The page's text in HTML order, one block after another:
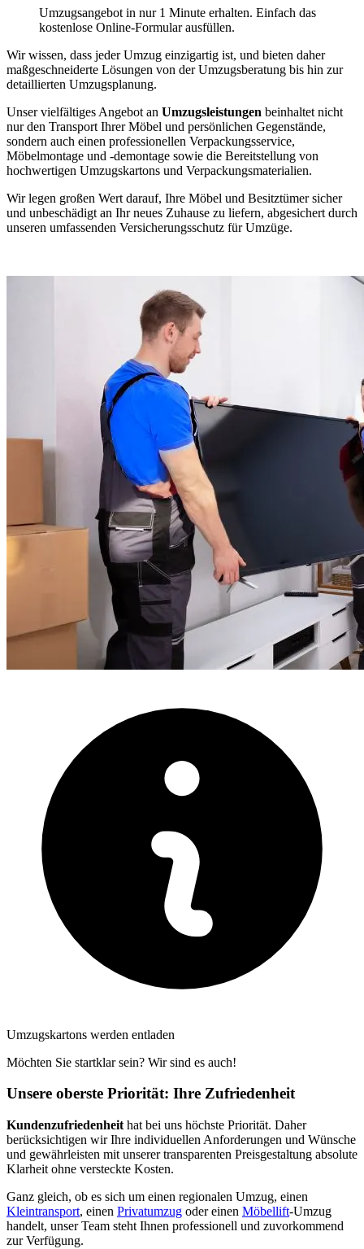
Umzugsangebot in nur 1 Minute erhalten. Einfach das
kostenlose Online-Formular ausfüllen.
Wir wissen, dass jeder Umzug einzigartig ist, und bieten daher
maßgeschneiderte Lösungen von der Umzugsberatung bis hin zur
detaillierten Umzugsplanung.
Unser vielfältiges Angebot an Umzugsleistungen beinhaltet nicht
nur den Transport Ihrer Möbel und persönlichen Gegenstände,
sondern auch einen professionellen Verpackungsservice,
Möbelmontage und -demontage sowie die Bereitstellung von
hochwertigen Umzugskartons und Verpackungsmaterialien.
Wir legen großen Wert darauf, Ihre Möbel und Besitztümer sicher
und unbeschädigt an Ihr neues Zuhause zu liefern, abgesichert durch
unseren umfassenden Versicherungsschutz für Umzüge.
Umzugskartons werden entladen
Möchten Sie startklar sein? Wir sind es auch!
Unsere oberste Priorität: Ihre Zufriedenheit
Kundenzufriedenheit hat bei uns höchste Priorität. Daher
berücksichtigen wir Ihre individuellen Anforderungen und Wünsche
und gewährleisten mit unserer transparenten Preisgestaltung absolute
Klarheit ohne versteckte Kosten.
Ganz gleich, ob es sich um einen regionalen Umzug, einen
Kleintransport, einen Privatumzug oder einen Möbellift-Umzug
handelt, unser Team steht Ihnen professionell und zuvorkommend
zur Verfügung.